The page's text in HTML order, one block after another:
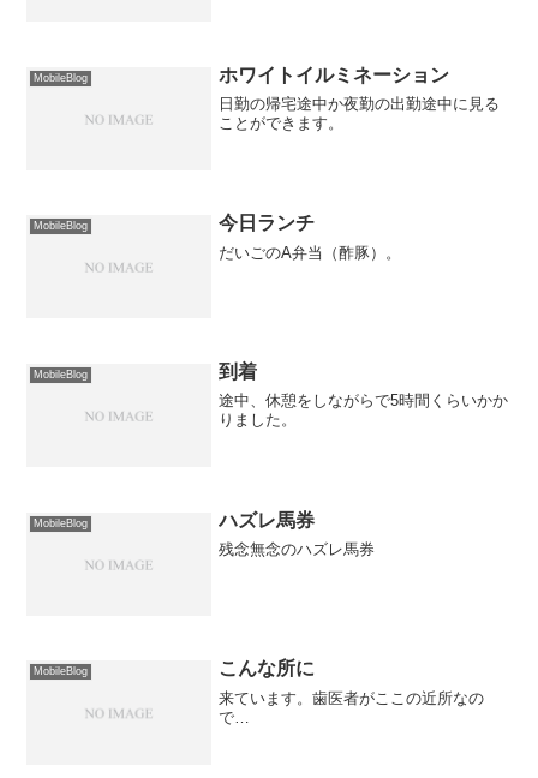
MobileBlog ホワイトイルミネーション
日勤の帰宅途中か夜勤の出勤途中に見る
ことができます。
MobileBlog 今日ランチ
だいごのA弁当（酢豚）。
MobileBlog 到着
途中、休憩をしながらで5時間くらいかか
りました。
MobileBlog ハズレ馬券
残念無念のハズレ馬券
MobileBlog こんな所に
来ています。歯医者がここの近所なの
で…